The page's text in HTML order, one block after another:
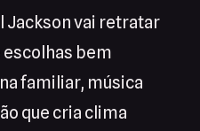
Jackson vai retratar
escolhas bem
familiar, música
que cria clima